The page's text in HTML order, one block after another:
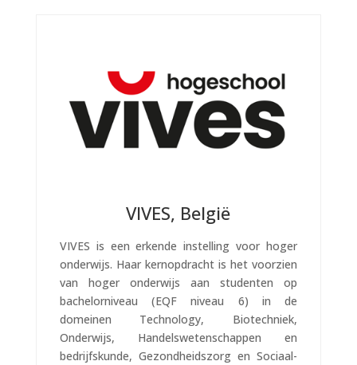
VIVES, België
VIVES is een erkende instelling voor hoger
onderwijs. Haar kernopdracht is het voorzien
van hoger onderwijs aan studenten op
bachelorniveau (EQF niveau 6) in de
domeinen Technology, Biotechniek,
Onderwijs, Handelswetenschappen en
bedrijfskunde, Gezondheidszorg en Sociaal-